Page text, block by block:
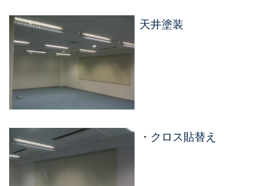
天井塗装
・クロス貼替え